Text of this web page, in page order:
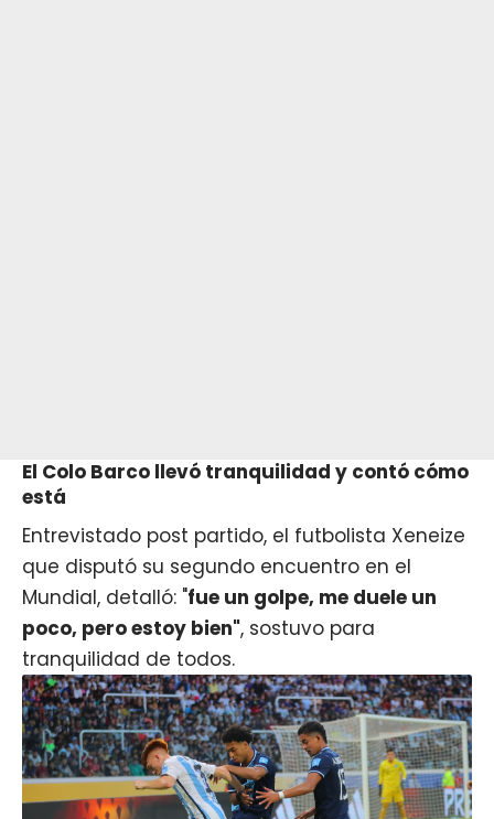
El Colo Barco llevó tranquilidad y contó cómo
está
Entrevistado post partido, el futbolista Xeneize
que disputó su segundo encuentro en el
Mundial, detalló: "fue un golpe, me duele un
poco, pero estoy bien", sostuvo para
tranquilidad de todos.